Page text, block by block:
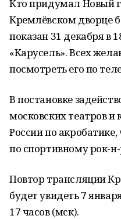
Кто придумал Новый
Кремлёвском дворце
показан 31 декабря в
«Карусель». Всех
посмотреть его по
В постановке
московских театров
России по
по спортивному рок-
Повтор трансляции
будет увидеть 7
17 часов (мск).